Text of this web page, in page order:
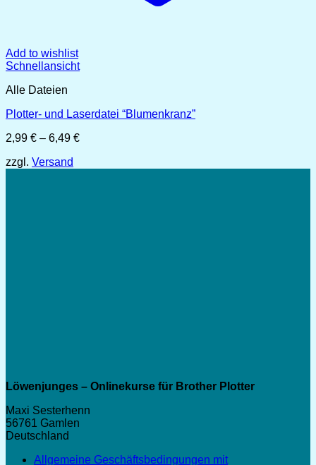
Add to wishlist
Schnellansicht
Alle Dateien
Plotter- und Laserdatei “Blumenkranz”
2,99 € – 6,49 €Preisspanne:
zzgl. Versand
Löwenjunges – Onlinekurse für Brother Plotter
Maxi Sesterhenn
56761 Gamlen
Deutschland
Allgemeine Geschäftsbedingungen mit